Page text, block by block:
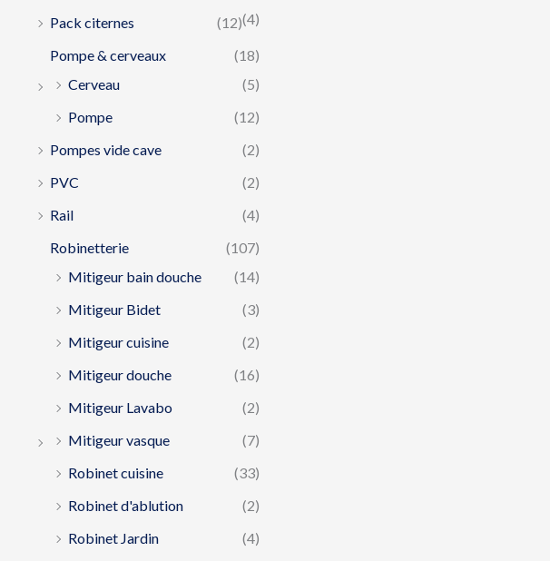
(4)
Pack citernes
(12)
Pompe & cerveaux
(18)
Cerveau
(5)
Pompe
(12)
Pompes vide cave
(2)
PVC
(2)
Rail
(4)
Robinetterie
(107)
Mitigeur bain douche
(14)
Mitigeur Bidet
(3)
Mitigeur cuisine
(2)
Mitigeur douche
(16)
Mitigeur Lavabo
(2)
Mitigeur vasque
(7)
Robinet cuisine
(33)
Robinet d'ablution
(2)
Robinet Jardin
(4)